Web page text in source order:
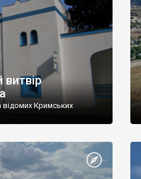
відомих Кримських